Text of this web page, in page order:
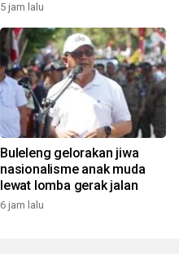
5 jam lalu
Buleleng gelorakan jiwa
nasionalisme anak muda
lewat lomba gerak jalan
6 jam lalu